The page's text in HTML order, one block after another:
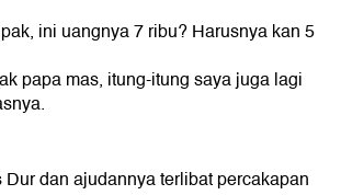
ini uangnya 7 ribu? Harusnya kan 5
papa mas, itung-itung saya juga lagi
dan ajudannya terlibat percakapan